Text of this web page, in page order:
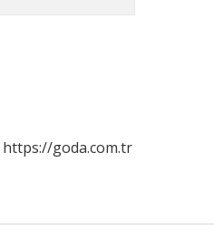
https://goda.com.tr